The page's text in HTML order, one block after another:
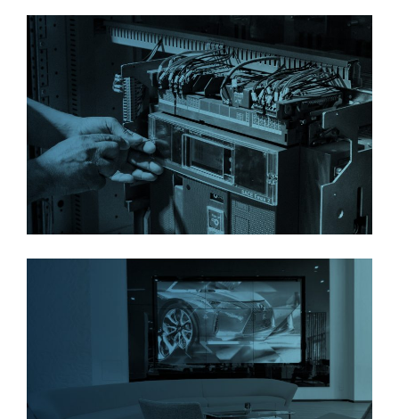
למידע נוסף
למידע נוסף